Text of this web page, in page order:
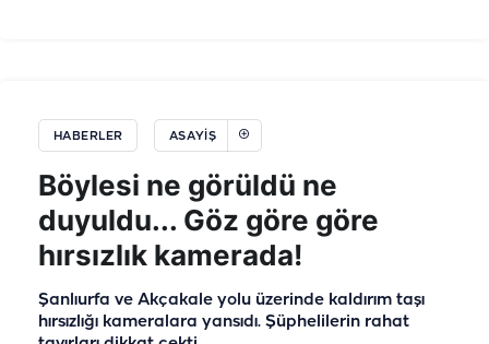
HABERLER ASAYIŞ
Böylesi ne görüldü ne
duyuldu... Göz göre göre
hırsızlık kamerada!
Şanlıurfa ve Akçakale yolu üzerinde kaldırım taşı
hırsızlığı kameralara yansıdı. Şüphelilerin rahat